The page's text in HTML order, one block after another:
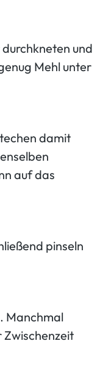
und
Mehl unter
damit
auf das
pinseln
Manchmal
Zwischenzeit